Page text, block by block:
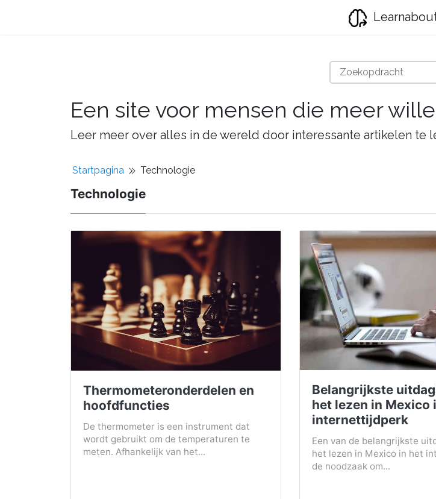
Een site voor mensen die meer
Leer meer over alles in de wereld door interessante artikelen te
Startpagina Technologie
Technologie
Thermometeronderdelen en
hoofdfuncties
De thermometer is een instrument dat
wordt gebruikt om de temperaturen te
meten. Afhankelijk van het...
Belangrijkste
het lezen in Mexico
internettijdperk
Een van de belangrijkste
het lezen in Mexico in het
de noodzaak om...